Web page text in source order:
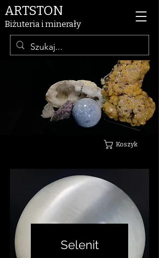
Koszyk
ARTSTON
Biżuteria i minerały
Selenit